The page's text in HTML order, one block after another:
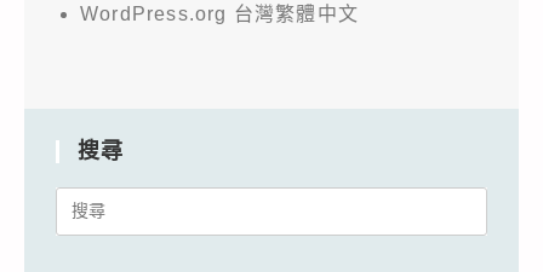
WordPress.org 台灣繁體中文
搜尋
Search